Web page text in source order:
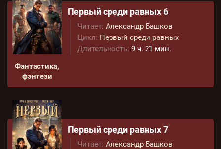
Фантастика,
фэнтези
Первый среди равных 6
Читает: Александр Башков
Цикл: Первый среди равных
Длительность: 9 ч. 21 мин.
Первый среди равных 7
Читает: Александр Башков